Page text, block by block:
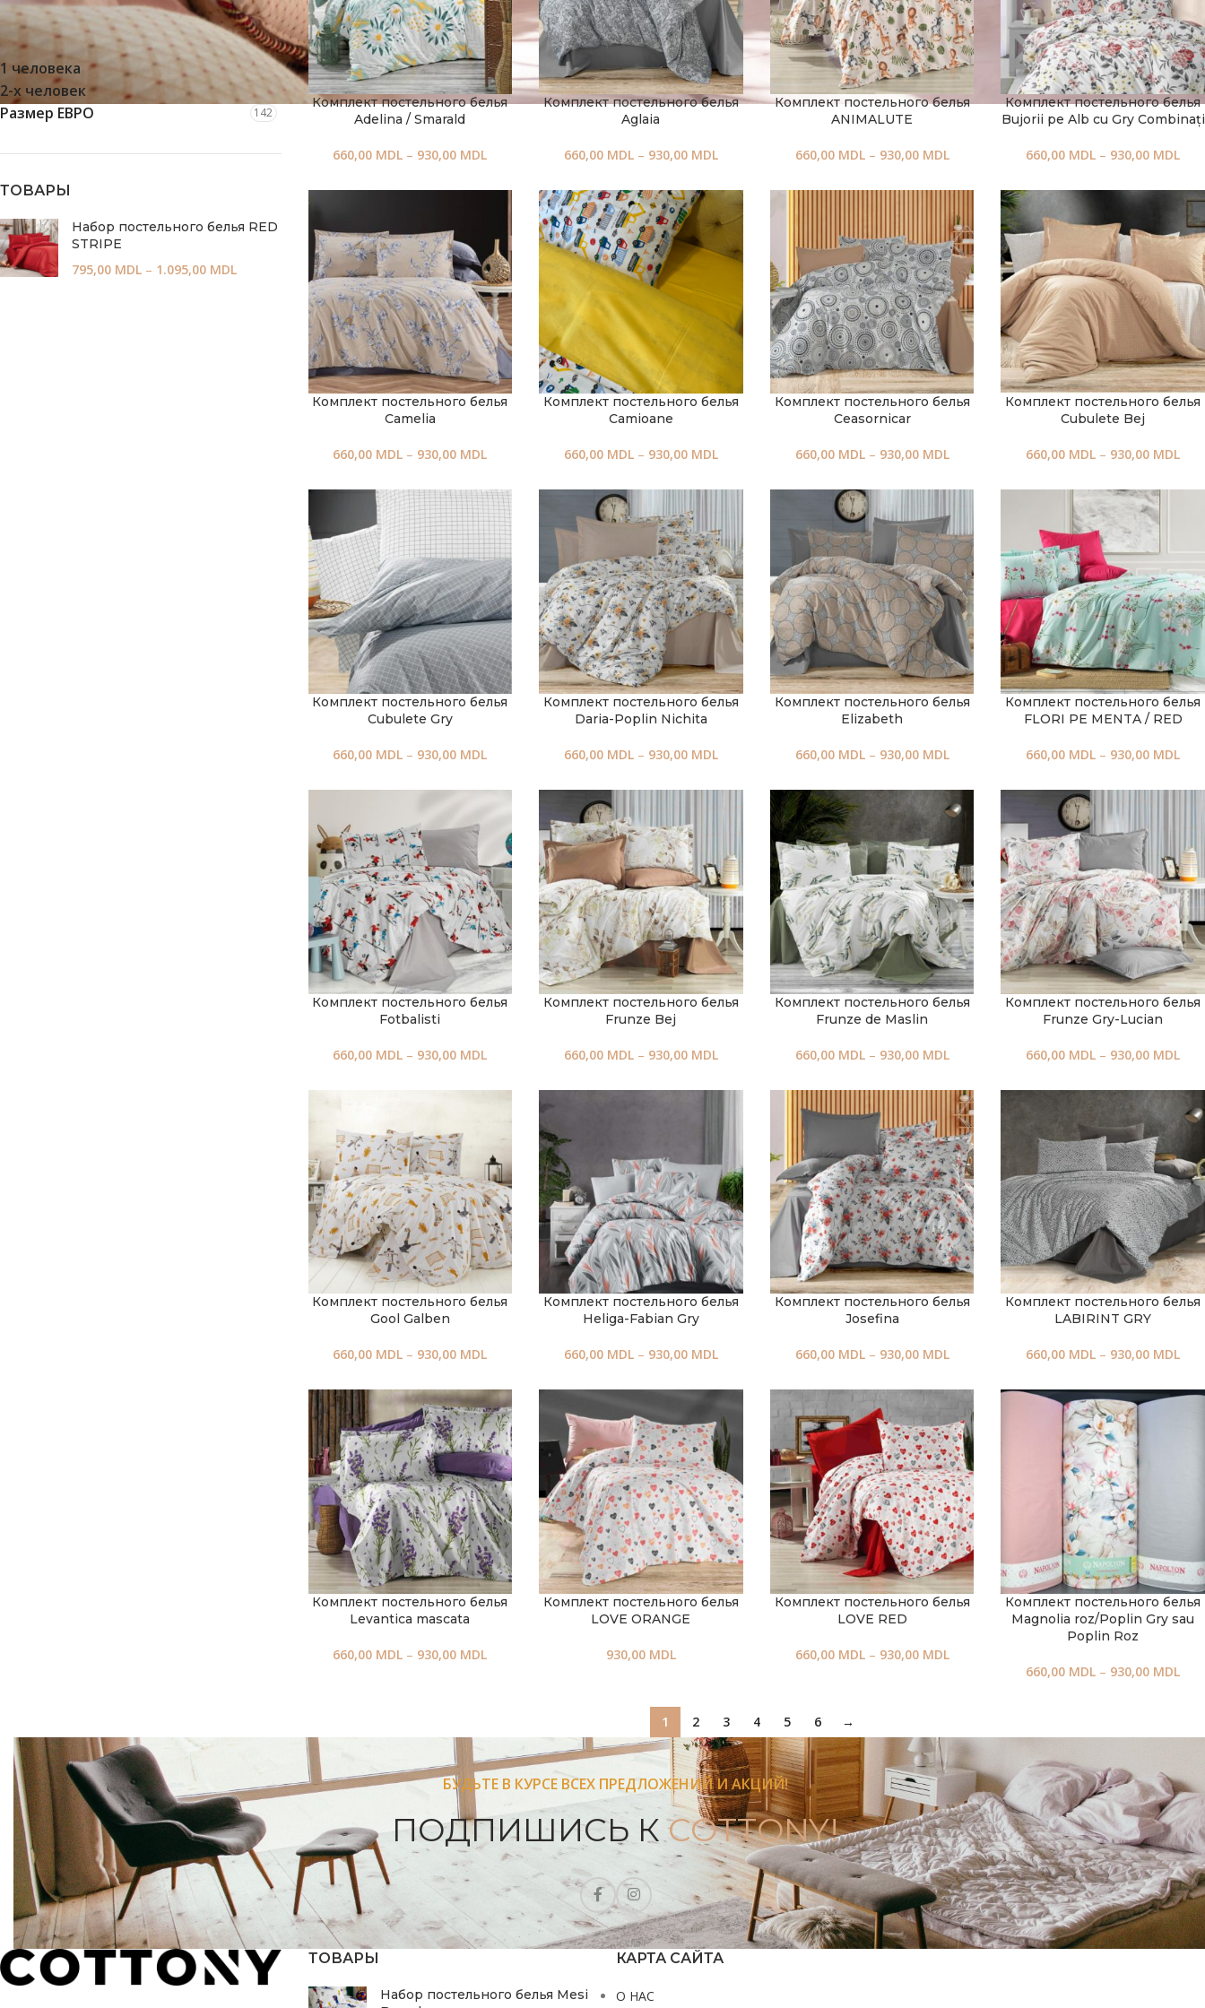
НАБОР
1 человека 137
2-х человек 138
Размер ЕВРО 142
ТОВАРЫ
Набор постельного белья RED
STRIPE
795,00 MDL – 1.095,00 MDL
Комплект постельного белья
Adelina / Smarald
660,00 MDL – 930,00 MDL
Комплект постельного белья
Aglaia
660,00 MDL – 930,00 MDL
Комплект постельного белья
ANIMALUTE
660,00 MDL – 930,00 MDL
Комплект постельного белья
Bujorii pe Alb cu Gry Combinați
660,00 MDL – 930,00 MDL
Комплект постельного белья
Camelia
660,00 MDL – 930,00 MDL
Комплект постельного белья
Camioane
660,00 MDL – 930,00 MDL
Комплект постельного белья
Ceasornicar
660,00 MDL – 930,00 MDL
Комплект постельного белья
Cubulete Bej
660,00 MDL – 930,00 MDL
Комплект постельного белья
Cubulete Gry
660,00 MDL – 930,00 MDL
Комплект постельного белья
Daria-Poplin Nichita
660,00 MDL – 930,00 MDL
Комплект постельного белья
Elizabeth
660,00 MDL – 930,00 MDL
Комплект постельного белья
FLORI PE MENTA / RED
660,00 MDL – 930,00 MDL
Комплект постельного белья
Fotbalisti
660,00 MDL – 930,00 MDL
Комплект постельного белья
Frunze Bej
660,00 MDL – 930,00 MDL
Комплект постельного белья
Frunze de Maslin
660,00 MDL – 930,00 MDL
Комплект постельного белья
Frunze Gry-Lucian
660,00 MDL – 930,00 MDL
Комплект постельного белья
Gool Galben
660,00 MDL – 930,00 MDL
Комплект постельного белья
Heliga-Fabian Gry
660,00 MDL – 930,00 MDL
Комплект постельного белья
Josefina
660,00 MDL – 930,00 MDL
Комплект постельного белья
LABIRINT GRY
660,00 MDL – 930,00 MDL
Комплект постельного белья
Levantica mascata
660,00 MDL – 930,00 MDL
Комплект постельного белья
LOVE ORANGE
930,00 MDL
Комплект постельного белья
LOVE RED
660,00 MDL – 930,00 MDL
Комплект постельного белья
Magnolia roz/Poplin Gry sau
Poplin Roz
660,00 MDL – 930,00 MDL
1 2 3 4 5 6 →
БУДЬТЕ В КУРСЕ ВСЕХ ПРЕДЛОЖЕНИЙ И АКЦИЙ!
ПОДПИШИСЬ КCOTTONY!
ТОВАРЫ
Набор постельного белья Mesi
КАРТА САЙТА
О НАС